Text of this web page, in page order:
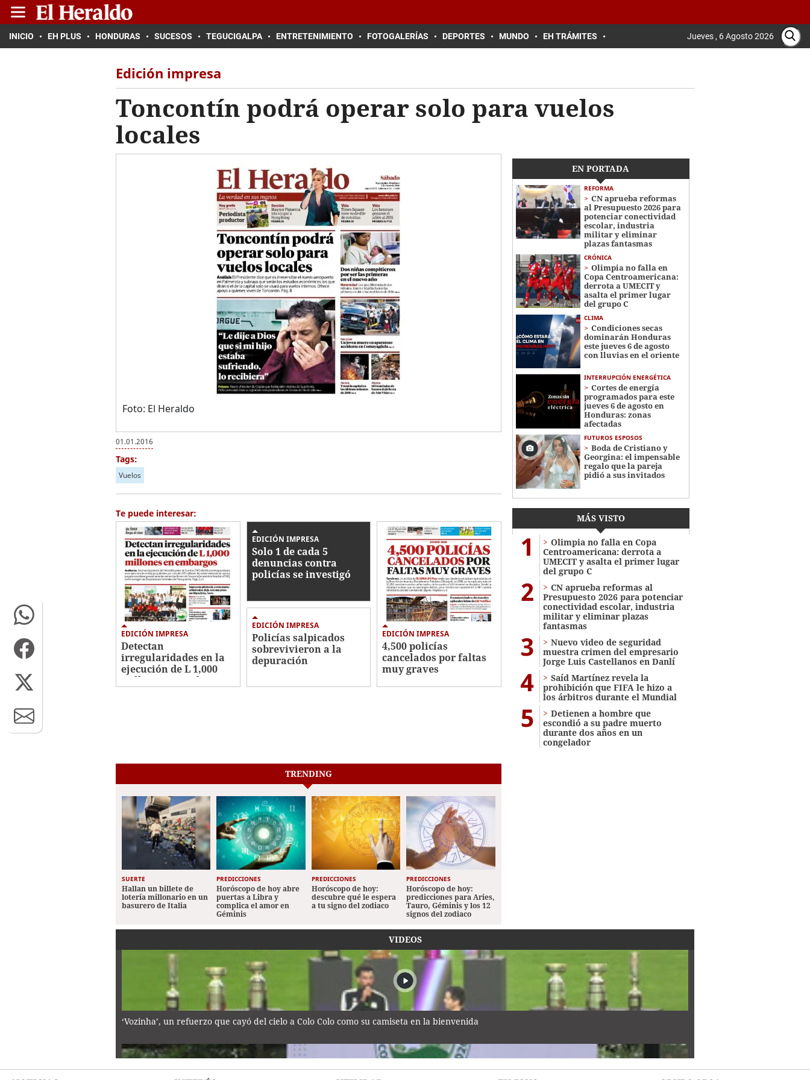
INICIO EH PLUS HONDURAS SUCESOS TEGUCIGALPA ENTRETENIMIENTO FOTOGALERÍAS DEPORTES MUNDO EH TRÁMITES Jueves , 6 Agosto 2026
Edición impresa
Toncontín podrá operar solo para vuelos
locales
Foto: El Heraldo
01.01.2016
Tags:
Vuelos
Te puede interesar:
EDICIÓN IMPRESA
Detectan
irregularidades en la
ejecución de L 1,000
millones en embargos
EDICIÓN IMPRESA
Solo 1 de cada 5
denuncias contra
policías se investigó
EDICIÓN IMPRESA
Policías salpicados
sobrevivieron a la
depuración
EDICIÓN IMPRESA
4,500 policías
cancelados por faltas
muy graves
EN PORTADA
REFORMA
CN aprueba reformas
al Presupuesto 2026 para
potenciar conectividad
escolar, industria
militar y eliminar
plazas fantasmas
CRÓNICA
Olimpia no falla en
Copa Centroamericana:
derrota a UMECIT y
asalta el primer lugar
del grupo C
CLIMA
Condiciones secas
dominarán Honduras
este jueves 6 de agosto
con lluvias en el oriente
INTERRUPCIÓN ENERGÉTICA
Cortes de energía
programados para este
jueves 6 de agosto en
Honduras: zonas
afectadas
FUTUROS ESPOSOS
Boda de Cristiano y
Georgina: el impensable
regalo que la pareja
pidió a sus invitados
MÁS VISTO
1
Olimpia no falla en Copa
Centroamericana: derrota a
UMECIT y asalta el primer lugar
del grupo C
2
CN aprueba reformas al
Presupuesto 2026 para potenciar
conectividad escolar, industria
militar y eliminar plazas
fantasmas
3
Nuevo video de seguridad
muestra crimen del empresario
Jorge Luis Castellanos en Danlí
4
Saíd Martínez revela la
prohibición que FIFA le hizo a
los árbitros durante el Mundial
5
Detienen a hombre que
escondió a su padre muerto
durante dos años en un
congelador
TRENDING
SUERTE
Hallan un billete de
lotería millonario en un
basurero de Italia
PREDICCIONES
Horóscopo de hoy abre
puertas a Libra y
complica el amor en
Géminis
PREDICCIONES
Horóscopo de hoy:
descubre qué le espera
a tu signo del zodiaco
PREDICCIONES
Horóscopo de hoy:
predicciones para Aries,
Tauro, Géminis y los 12
signos del zodiaco
VIDEOS
‘Vozinha’, un refuerzo que cayó del cielo a Colo Colo como su camiseta en la bienvenida